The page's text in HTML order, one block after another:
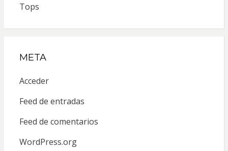
Tops
META
Acceder
Feed de entradas
Feed de comentarios
WordPress.org